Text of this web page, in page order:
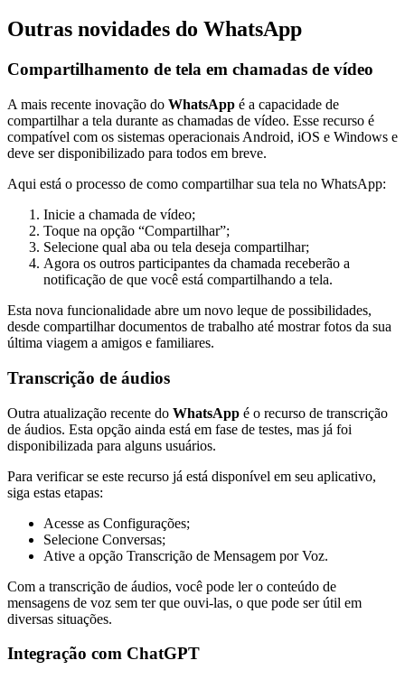
Outras novidades do WhatsApp
Compartilhamento de tela em chamadas de vídeo
A mais recente inovação do WhatsApp é a capacidade de
compartilhar a tela durante as chamadas de vídeo. Esse recurso é
compatível com os sistemas operacionais Android, iOS e Windows e
deve ser disponibilizado para todos em breve.
Aqui está o processo de como compartilhar sua tela no WhatsApp:
Inicie a chamada de vídeo;
Toque na opção “Compartilhar”;
Selecione qual aba ou tela deseja compartilhar;
Agora os outros participantes da chamada receberão a
notificação de que você está compartilhando a tela.
Esta nova funcionalidade abre um novo leque de possibilidades,
desde compartilhar documentos de trabalho até mostrar fotos da sua
última viagem a amigos e familiares.
Transcrição de áudios
Outra atualização recente do WhatsApp é o recurso de transcrição
de áudios. Esta opção ainda está em fase de testes, mas já foi
disponibilizada para alguns usuários.
Para verificar se este recurso já está disponível em seu aplicativo,
siga estas etapas:
Acesse as Configurações;
Selecione Conversas;
Ative a opção Transcrição de Mensagem por Voz.
Com a transcrição de áudios, você pode ler o conteúdo de
mensagens de voz sem ter que ouvi-las, o que pode ser útil em
diversas situações.
Integração com ChatGPT